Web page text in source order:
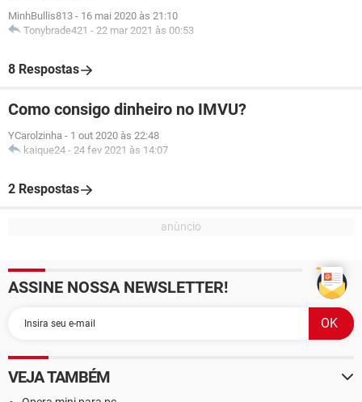
MinhBullis813 - 16 mai 2020 às 21:10
Tonybrade421 - 22 mar 2021 às 00:53
8 Respostas
Como consigo dinheiro no IMVU?
YCarolzinha - 1 out 2020 às 22:48
kaique24 - 24 fev 2021 às 14:07
2 Respostas
ASSINE NOSSA NEWSLETTER!
VEJA TAMBÉM